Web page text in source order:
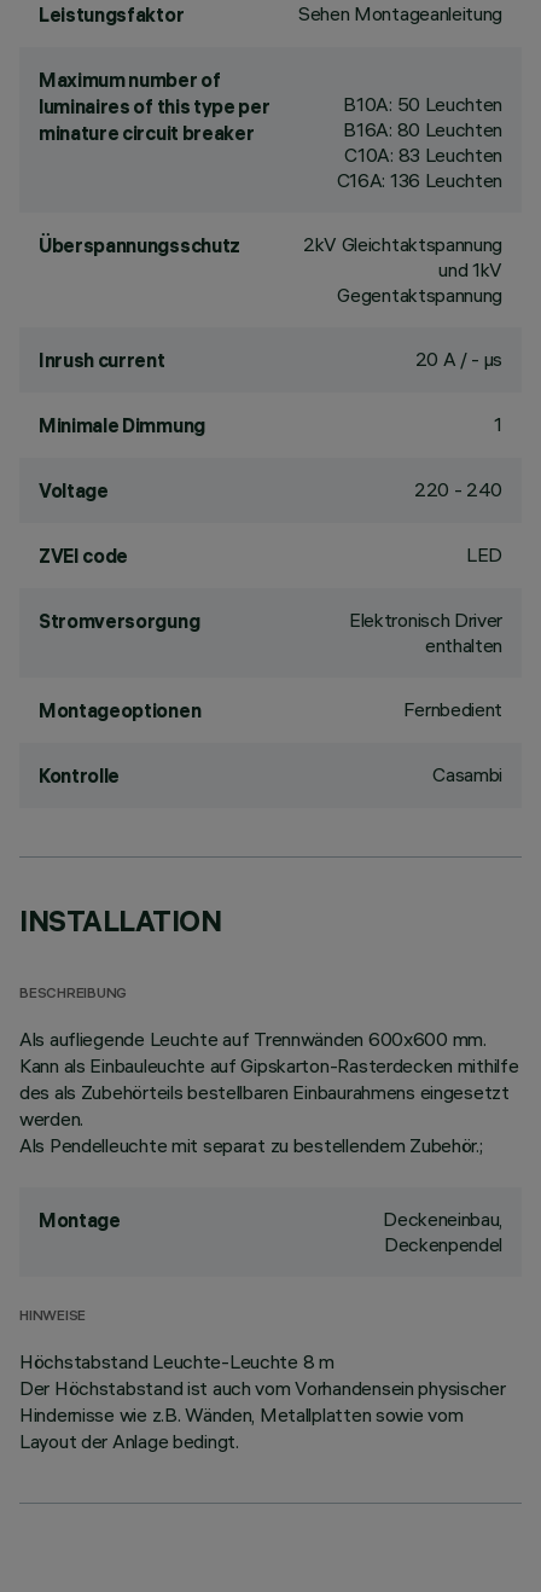
Leistungsfaktor Sehen Montageanleitung
Maximum number of
luminaires of this type per
minature circuit breaker
B10A: 50 Leuchten
B16A: 80 Leuchten
C10A: 83 Leuchten
C16A: 136 Leuchten
Überspannungsschutz
2kV Gleichtaktspannung
und 1kV
Gegentaktspannung
Inrush current 20 A / - µs
Minimale Dimmung 1
Voltage 220 - 240
ZVEI code LED
Stromversorgung
Elektronisch Driver
enthalten
Montageoptionen Fernbedient
Kontrolle Casambi
INSTALLATION
BESCHREIBUNG
Als aufliegende Leuchte auf Trennwänden 600x600 mm.
Kann als Einbauleuchte auf Gipskarton-Rasterdecken mithilfe
des als Zubehörteils bestellbaren Einbaurahmens eingesetzt
werden.
Als Pendelleuchte mit separat zu bestellendem Zubehör.;
Montage
Deckeneinbau,
Deckenpendel
HINWEISE
Höchstabstand Leuchte-Leuchte 8 m
Der Höchstabstand ist auch vom Vorhandensein physischer
Hindernisse wie z.B. Wänden, Metallplatten sowie vom
Layout der Anlage bedingt.